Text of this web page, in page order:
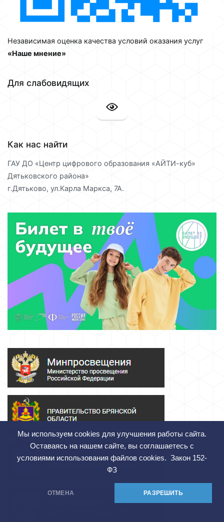
Мы используем cookies для улучшения работы сайта.
Оставаясь на нашем сайте, вы соглашаетесь с
условиями использования файлов cookies. Закон 152-
ФЗ
ОТМЕНА РАЗРЕШИТЬ
Независимая оценка качества условий оказания услуг
«Наше мнение»
Для слабовидящих
Как нас найти
ГАУ ДО «Центр цифрового образования «АЙТИ-куб»
Дятьковского района»
г.Дятьково, ул.Карла Маркса, 7А.